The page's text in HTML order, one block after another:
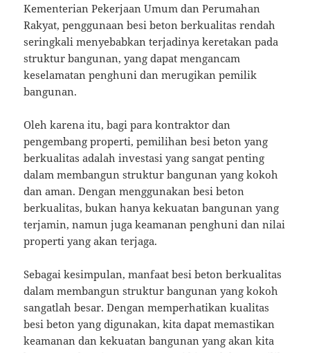
Kementerian Pekerjaan Umum dan Perumahan
Rakyat, penggunaan besi beton berkualitas rendah
seringkali menyebabkan terjadinya keretakan pada
struktur bangunan, yang dapat mengancam
keselamatan penghuni dan merugikan pemilik
bangunan.
Oleh karena itu, bagi para kontraktor dan
pengembang properti, pemilihan besi beton yang
berkualitas adalah investasi yang sangat penting
dalam membangun struktur bangunan yang kokoh
dan aman. Dengan menggunakan besi beton
berkualitas, bukan hanya kekuatan bangunan yang
terjamin, namun juga keamanan penghuni dan nilai
properti yang akan terjaga.
Sebagai kesimpulan, manfaat besi beton berkualitas
dalam membangun struktur bangunan yang kokoh
sangatlah besar. Dengan memperhatikan kualitas
besi beton yang digunakan, kita dapat memastikan
keamanan dan kekuatan bangunan yang akan kita